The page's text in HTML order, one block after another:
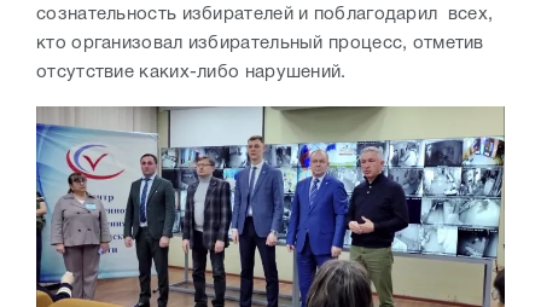
сознательность избирателей и поблагодарил всех,
кто организовал избирательный процесс, отметив
отсутствие каких-либо нарушений.